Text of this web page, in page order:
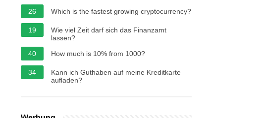
26
Which is the fastest growing cryptocurrency?
19
Wie viel Zeit darf sich das Finanzamt
lassen?
40
How much is 10% from 1000?
34
Kann ich Guthaben auf meine Kreditkarte
aufladen?